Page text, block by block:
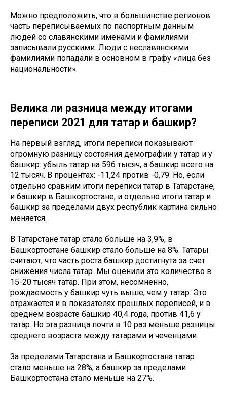
Можно предположить, что в большинстве регионов
часть переписываемых по паспортным данным
людей со славянскими именами и фамилиями
записывали русскими. Люди с неславянскими
фамилиями попадали в основном в графу «лица без
национальности».
Велика ли разница между итогами
переписи 2021 для татар и башкир?
На первый взгляд, итоги переписи показывают
огромную разницу состояния демографии у татар и у
башкир: убыль татар на 596 тысяч, а башкир всего на
12 тысяч. В процентах: -11,24 против -0,79. Но, если
отдельно сравним итоги переписи татар в Татарстане,
и башкир в Башкортостане, и отдельно итоги татар и
башкир за пределами двух республик картина сильно
меняется.
В Татарстане татар стало больше на 3,9%, в
Башкортостане башкир стало больше на 8%. Татары
считают, что часть роста башкир достигнута за счет
снижения числа татар. Мы оценили это количество в
15-20 тысяч татар. При этом, несомненно,
рождаемость у башкир чуть выше, чем у татар. Это
отражается и в показателях прошлых переписей, и в
среднем возрасте башкир 40,4 года, против 41,6 у
татар. Но эта разница почти в 10 раз меньше разницы
среднего возраста между татарами и чеченцами.
За пределами Татарстана и Башкортостана татар
стало меньше на 28%, а башкир за пределами
Башкортостана стало меньше на 27%.